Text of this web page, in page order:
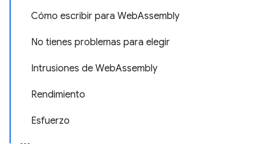
Cómo escribir para WebAssembly
No tienes problemas para elegir
Intrusiones de WebAssembly
Rendimiento
Esfuerzo